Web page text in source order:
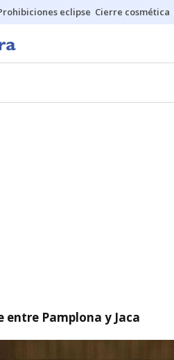
eclipse Cierre cosmética
Pamplona y Jaca